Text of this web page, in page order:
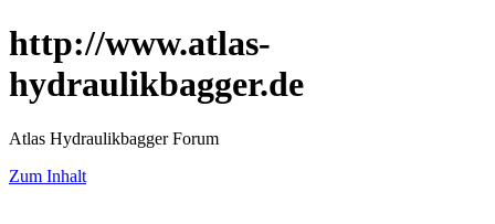
http://www.atlas-
hydraulikbagger.de
Atlas Hydraulikbagger Forum
Zum Inhalt